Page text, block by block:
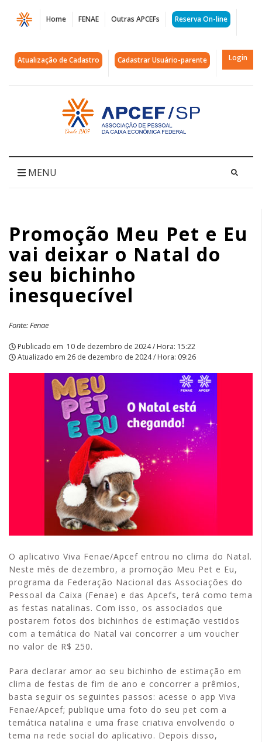
Página
Promoção
Meu
deixar
do
seu
bichinho
inesquecível
|
APCEF/SP
Home FENAE Outras APCEFs Reserva On-line
Atualização de Cadastro Cadastrar Usuário-parente Login
Acessar
página
inicial
MENU
Promoção Meu Pet e Eu
vai deixar o Natal do
seu bichinho
inesquecível
Fonte: Fenae
Publicado em 10 de dezembro de 2024 / Hora: 15:22
Atualizado em 26 de dezembro de 2024 / Hora: 09:26
O aplicativo Viva Fenae/Apcef entrou no clima do Natal.
Neste mês de dezembro, a promoção Meu Pet e Eu,
programa da Federação Nacional das Associações do
Pessoal da Caixa (Fenae) e das Apcefs, terá como tema
as festas natalinas. Com isso, os associados que
postarem fotos dos bichinhos de estimação vestidos
com a temática do Natal vai concorrer a um voucher
no valor de R$ 250.
Para declarar amor ao seu bichinho de estimação em
clima de festas de fim de ano e concorrer a prêmios,
basta seguir os seguintes passos: acesse o app Viva
Fenae/Apcef; publique uma foto do seu pet com a
temática natalina e uma frase criativa envolvendo o
tema na rede social do aplicativo. Depois disso,